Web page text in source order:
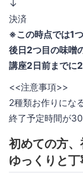
↓
決済
※この時点では1
後日2つ目の味噌
講座2日前までに
<<注意事項>>
2種類お作りにな
終了予定時間が
初めての方
ゆっくりと丁